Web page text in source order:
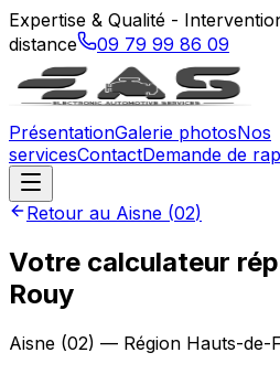
Expertise & Qualité -
distance
09 79 99 86 09
PrésentationGalerie photosNos
servicesContactDemande de
Retour au Aisne (02)
Votre calculateur
Rouy
Aisne (02) — Région Hauts-de-